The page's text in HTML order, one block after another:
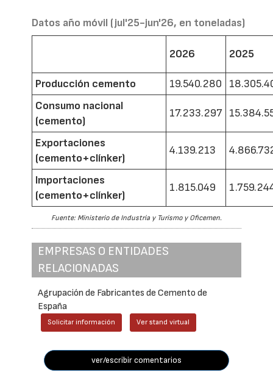
Datos año móvil (jul'25-jun'26, en toneladas)
2026 2025
Producción cemento 19.540.280
Consumo nacional
(cemento)
17.233.297
Exportaciones
(cemento+clínker)
4.139.213
Importaciones
(cemento+clínker)
1.815.049
Fuente: Ministerio de Industria y Turismo y Oficemen.
EMPRESAS O ENTIDADES
RELACIONADAS
Agrupación de Fabricantes de Cemento de
España
Solicitar información Ver stand virtual
ver/escribir comentarios